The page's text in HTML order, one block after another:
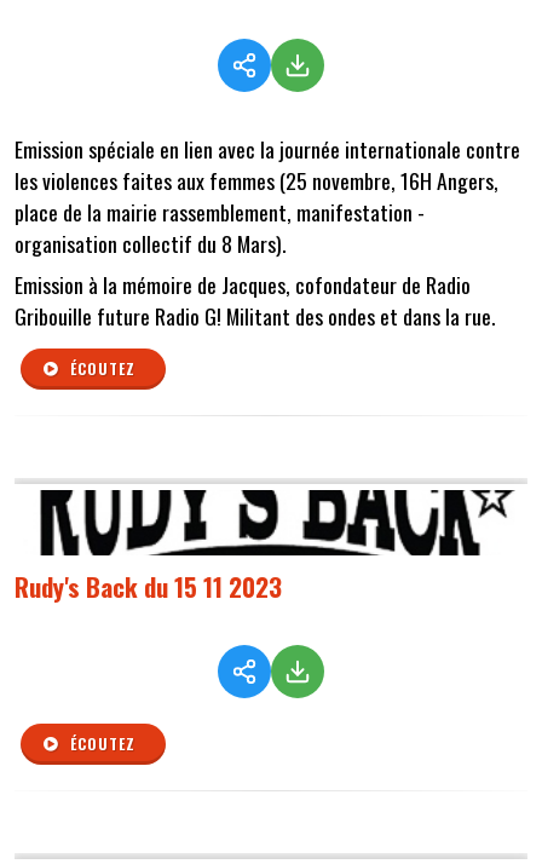
Emission spéciale en lien avec la journée internationale contre
les violences faites aux femmes (25 novembre, 16H Angers,
place de la mairie rassemblement, manifestation -
organisation collectif du 8 Mars).
Emission à la mémoire de Jacques, cofondateur de Radio
Gribouille future Radio G! Militant des ondes et dans la rue.
ÉCOUTEZ
Rudy's Back du 15 11 2023
ÉCOUTEZ